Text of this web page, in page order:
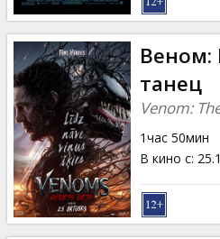
Клуб
Веном:
танец
Venom:
1час 50мин
В кино с: